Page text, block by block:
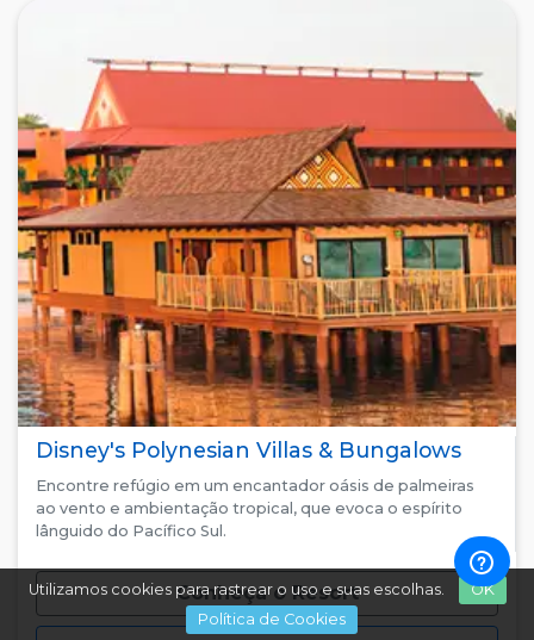
Utilizamos cookies para rastrear o uso e suas escolhas.
OK
Política de Cookies
Disney's Polynesian Villas & Bungalows
Encontre refúgio em um encantador oásis de palmeiras
ao vento e ambientação tropical, que evoca o espírito
lânguido do Pacífico Sul.
Conheça o Resort